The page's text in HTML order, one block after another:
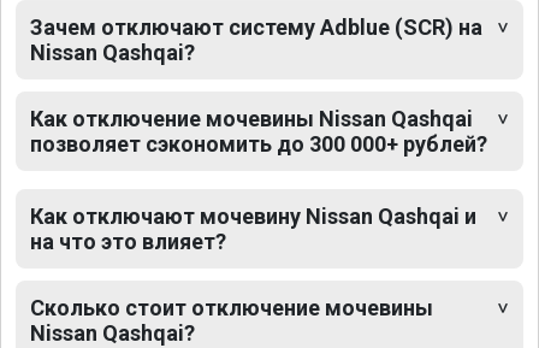
Зачем отключают систему Adblue (SCR) на
Nissan Qashqai?
Как отключение мочевины Nissan Qashqai
позволяет сэкономить до 300 000+ рублей?
Как отключают мочевину Nissan Qashqai и
на что это влияет?
Сколько стоит отключение мочевины
Nissan Qashqai?